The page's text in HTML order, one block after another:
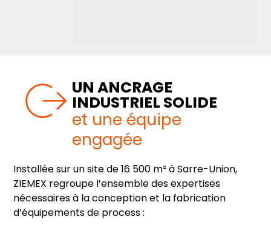
UN ANCRAGE
INDUSTRIEL SOLIDE
et une équipe
engagée
Installée sur un site de 16 500 m² à Sarre-Union,
ZIEMEX regroupe l’ensemble des expertises
nécessaires à la conception et la fabrication
d’équipements de process :